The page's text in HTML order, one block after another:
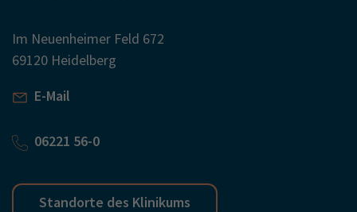
Im Neuenheimer Feld 672
69120 Heidelberg
E-Mail
06221 56-0
Standorte des Klinikums